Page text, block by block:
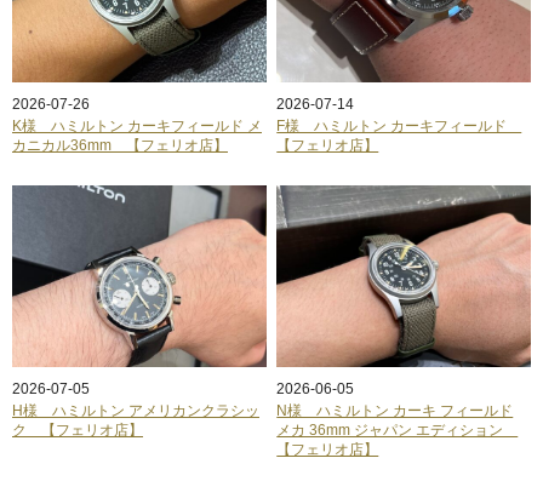
2026-07-26
K様 ハミルトン カーキフィールド メ
カニカル36mm 【フェリオ店】
2026-07-14
F様 ハミルトン カーキフィールド
【フェリオ店】
2026-07-05
H様 ハミルトン アメリカンクラシッ
ク 【フェリオ店】
2026-06-05
N様 ハミルトン カーキ フィールド
メカ 36mm ジャパン エディション
【フェリオ店】